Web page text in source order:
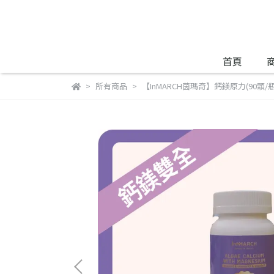
首頁
所有商品 【InMARCH茵瑪奇】鈣鎂原力(90顆/